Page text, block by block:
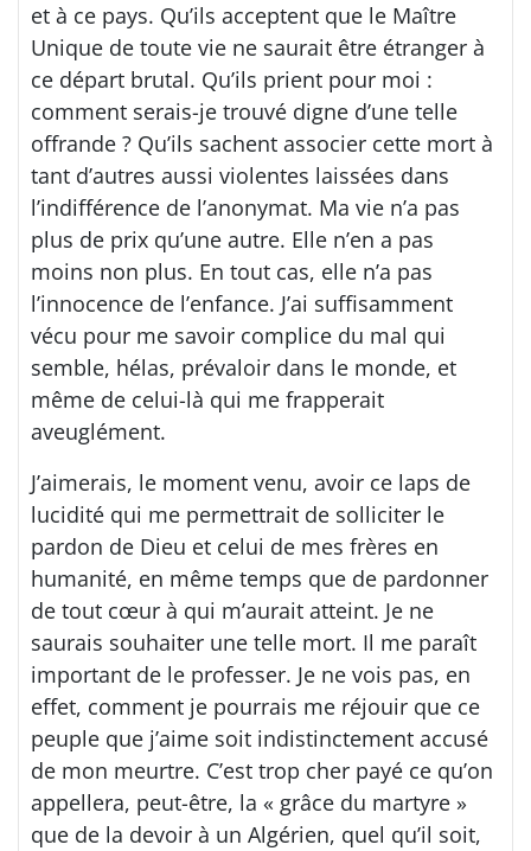
et à ce pays. Qu’ils acceptent que le Maître
Unique de toute vie ne saurait être étranger à
ce départ brutal. Qu’ils prient pour moi :
comment serais-je trouvé digne d’une telle
offrande ? Qu’ils sachent associer cette mort à
tant d’autres aussi violentes laissées dans
l’indifférence de l’anonymat. Ma vie n’a pas
plus de prix qu’une autre. Elle n’en a pas
moins non plus. En tout cas, elle n’a pas
l’innocence de l’enfance. J’ai suffisamment
vécu pour me savoir complice du mal qui
semble, hélas, prévaloir dans le monde, et
même de celui-là qui me frapperait
aveuglément.
J’aimerais, le moment venu, avoir ce laps de
lucidité qui me permettrait de solliciter le
pardon de Dieu et celui de mes frères en
humanité, en même temps que de pardonner
de tout cœur à qui m’aurait atteint. Je ne
saurais souhaiter une telle mort. Il me paraît
important de le professer. Je ne vois pas, en
effet, comment je pourrais me réjouir que ce
peuple que j’aime soit indistinctement accusé
de mon meurtre. C’est trop cher payé ce qu’on
appellera, peut-être, la « grâce du martyre »
que de la devoir à un Algérien, quel qu’il soit,